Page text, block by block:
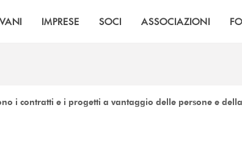
IMPRESE SOCI ASSOCIAZIONI
i contratti e i progetti a vantaggio delle persone e